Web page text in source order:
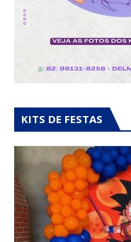
KITS DE FESTAS